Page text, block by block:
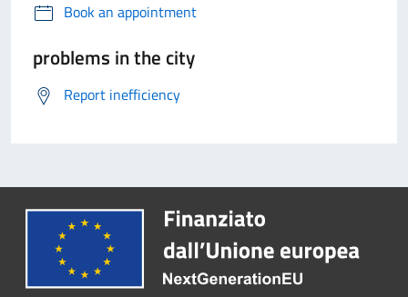
Book an appointment
problems in the city
Report inefficiency